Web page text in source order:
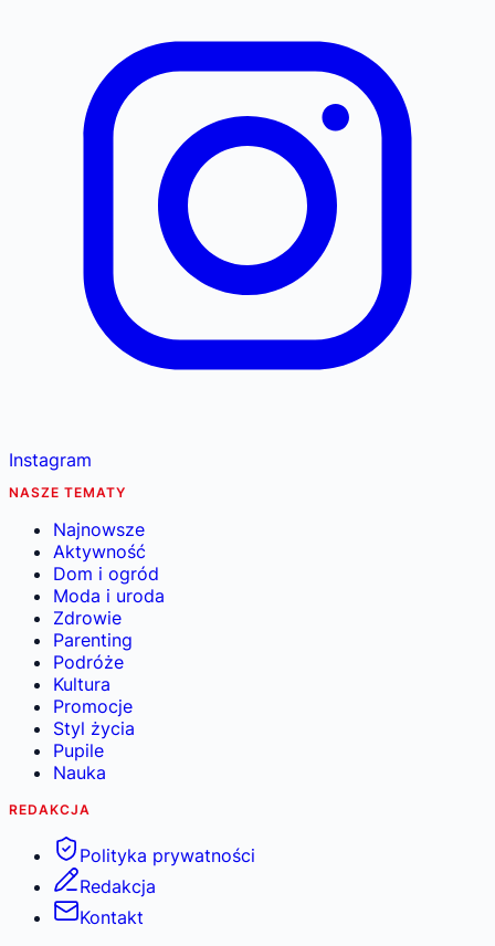
Instagram
NASZE TEMATY
Najnowsze
Aktywność
Dom i ogród
Moda i uroda
Zdrowie
Parenting
Podróże
Kultura
Promocje
Styl życia
Pupile
Nauka
REDAKCJA
Polityka prywatności
Redakcja
Kontakt